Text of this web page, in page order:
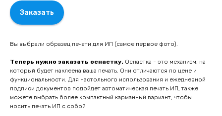
Заказать
Вы выбрали образец печати для ИП (самое первое фото).
Теперь нужно заказать оснастку. Оснастка - это механизм, на
который будет наклеена ваша печать. Они отличаются по цене и
функциональности. Для настольного использования и ежедневной
подписи документов подойдет автоматическая печать ИП, также
можете выбрать более компактный карманный вариант, чтобы
носить печать ИП с собой